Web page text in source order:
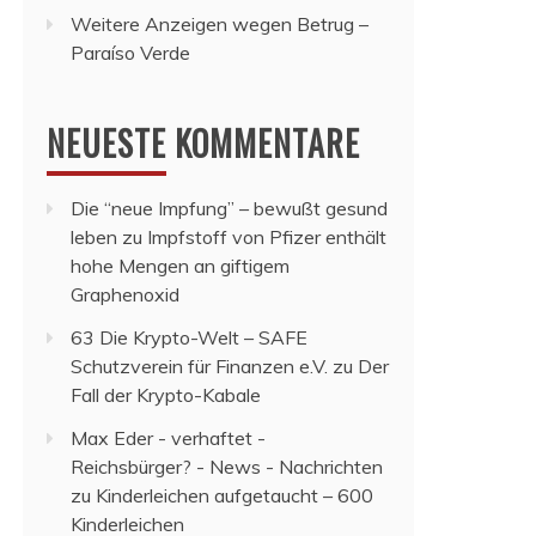
Weitere Anzeigen wegen Betrug –
Paraíso Verde
NEUESTE KOMMENTARE
Die “neue Impfung” – bewußt gesund
leben zu Impfstoff von Pfizer enthält
hohe Mengen an giftigem
Graphenoxid
63 Die Krypto-Welt – SAFE
Schutzverein für Finanzen e.V. zu Der
Fall der Krypto-Kabale
Max Eder - verhaftet -
Reichsbürger? - News - Nachrichten
zu Kinderleichen aufgetaucht – 600
Kinderleichen